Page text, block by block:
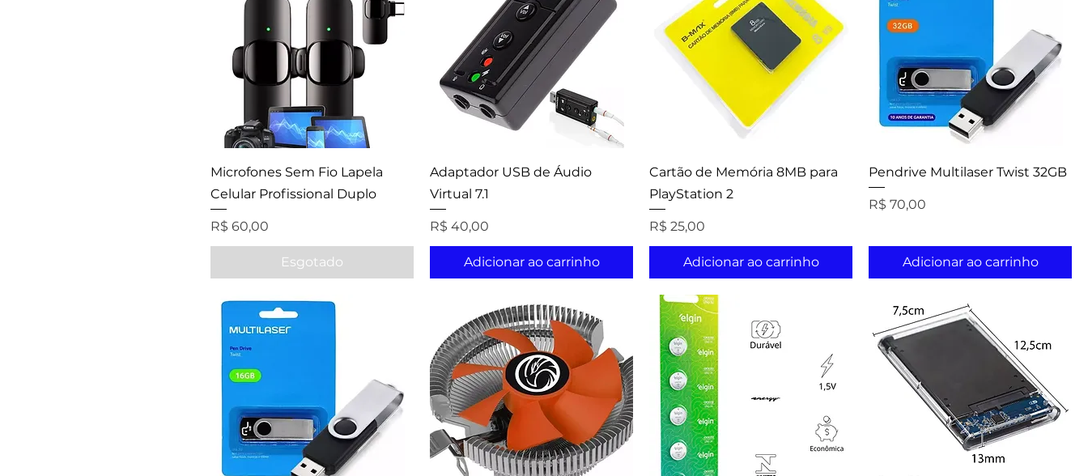
Microfones Sem Fio Lapela
Celular Profissional Duplo
Preço
R$ 60,00
Esgotado
Adaptador USB de Áudio
Virtual 7.1
Preço
R$ 40,00
Adicionar ao carrinho
Cartão de Memória 8MB para
PlayStation 2
Preço
R$ 25,00
Adicionar ao carrinho
Pendrive Multilaser Twist 32GB
Preço
R$ 70,00
Adicionar ao carrinho